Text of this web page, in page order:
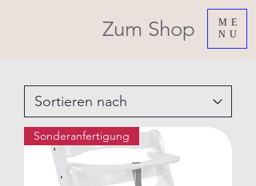
ME
NU
Zum Shop
Sonderanfertigung